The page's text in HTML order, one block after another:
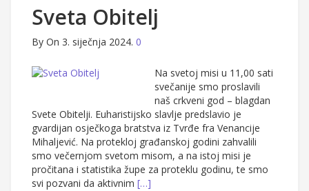
Sveta Obitelj
By On 3. siječnja 2024. 0
Na svetoj misi u 11,00 sati
svečanije smo proslavili
naš crkveni god – blagdan
Svete Obitelji. Euharistijsko slavlje predslavio je
gvardijan osječkoga bratstva iz Tvrđe fra Venancije
Mihaljević. Na protekloj građanskoj godini zahvalili
smo večernjom svetom misom, a na istoj misi je
pročitana i statistika župe za proteklu godinu, te smo
svi pozvani da aktivnim […]